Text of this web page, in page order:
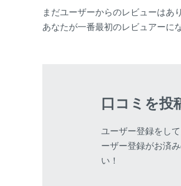
まだユーザーからのレビューはあ
あなたが一番最初のレビュアーに
口コミを投
ユーザー登録をし
ーザー登録がお済
い！